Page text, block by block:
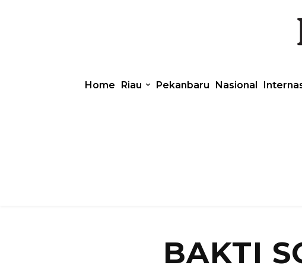
Home Riau Pekanbaru Nasional
BAKTI